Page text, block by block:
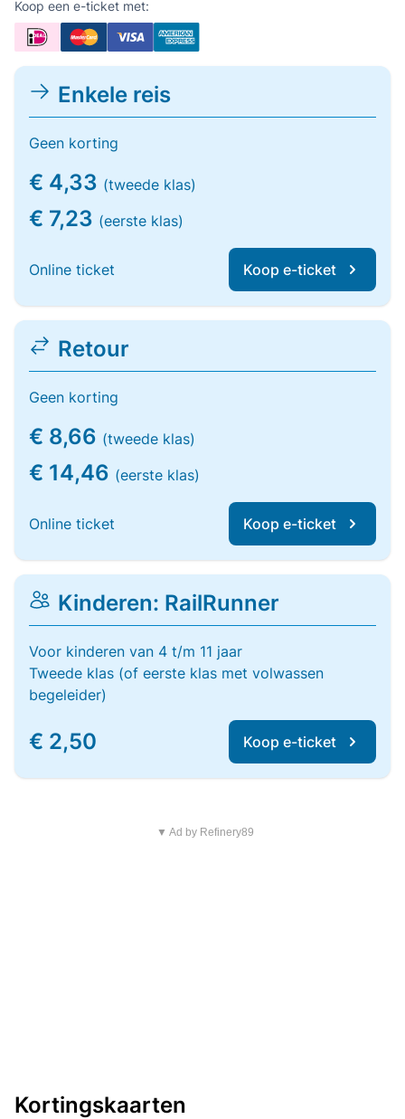
Koop een e-ticket met:
Enkele reis
Geen korting
€ 4,33 (tweede klas)
€ 7,23 (eerste klas)
Online ticket Koop e-ticket
Retour
Geen korting
€ 8,66 (tweede klas)
€ 14,46 (eerste klas)
Online ticket Koop e-ticket
Kinderen: RailRunner
Voor kinderen van 4 t/m 11 jaar
Tweede klas (of eerste klas met volwassen
begeleider)
€ 2,50 Koop e-ticket
▼ Ad by Refinery89
Kortingskaarten